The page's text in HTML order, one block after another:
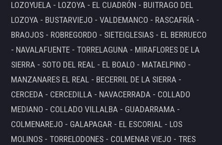
LOZOYUELA - LOZOYA - EL CUADRÓN - BUITRAGO DEL
LOZOYA - BUSTARVIEJO - VALDEMANCO - RASCAFRÍA -
BRAOJOS - ROBREGORDO - SIETEIGLESIAS - EL BERRUECO
- NAVALAFUENTE - TORRELAGUNA - MIRAFLORES DE LA
SIERRA - SOTO DEL REAL - EL BOALO - MATAELPINO -
MANZANARES EL REAL - BECERRIL DE LA SIERRA -
CERCEDA - CERCEDILLA - NAVACERRADA - COLLADO
MEDIANO - COLLADO VILLALBA - GUADARRAMA -
COLMENAREJO - GALAPAGAR - EL ESCORIAL - LOS
MOLINOS - TORRELODONES - COLMENAR VIEJO - TRES